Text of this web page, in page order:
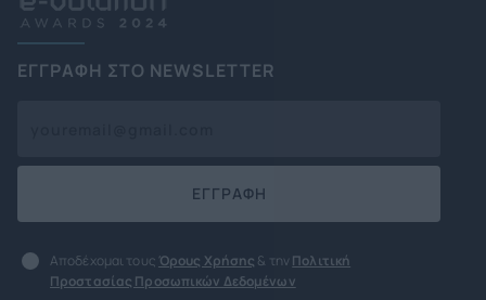
ΕΓΓΡΑΦΗ ΣΤΟ NEWSLETTER
ΕΓΓΡΑΦΗ
Αποδέχομαι τους Όρους Χρήσης & την Πολιτική
Προστασίας Προσωπικών Δεδομένων